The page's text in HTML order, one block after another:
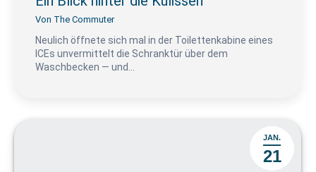
Von The Commuter
Neulich öffnete sich mal in der Toilettenkabine eines
ICEs unvermittelt die Schranktür über dem
Waschbecken — und…
JAN.
21